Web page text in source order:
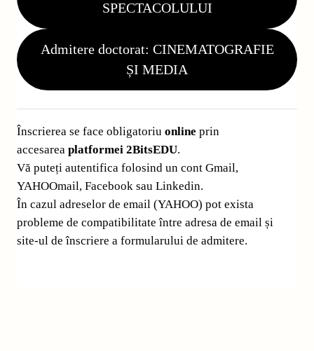
SPECTACOLULUI
Admitere doctorat: CINEMATOGRAFIE
ȘI MEDIA
Înscrierea se face obligatoriu online prin
accesarea platformei 2BitsEDU.
Vă puteți autentifica folosind un cont Gmail,
YAHOOmail, Facebook sau Linkedin.
În cazul adreselor de email (YAHOO) pot exista
probleme de compatibilitate între adresa de email și
site-ul de înscriere a formularului de admitere.